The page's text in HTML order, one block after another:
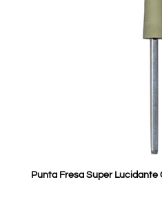
Punta Fresa Super Lucidante